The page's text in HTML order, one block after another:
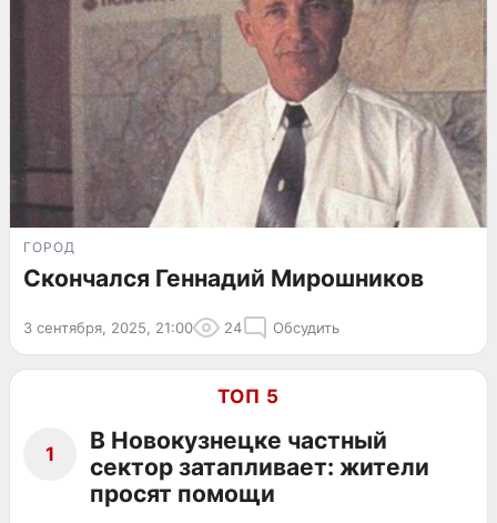
ГОРОД
Скончался Геннадий Мирошников
3 сентября, 2025, 21:00 24 Обсудить
ТОП 5
1
В Новокузнецке частный
сектор затапливает: жители
просят помощи